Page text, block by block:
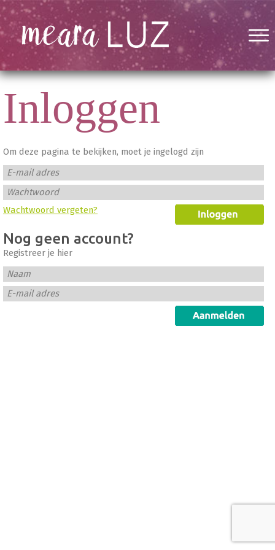
Inloggen
Om deze pagina te bekijken, moet je ingelogd zijn
E-mail adres
Wachtwoord
Wachtwoord vergeten?
Nog geen account?
Registreer je hier
Naam
E-mail adres